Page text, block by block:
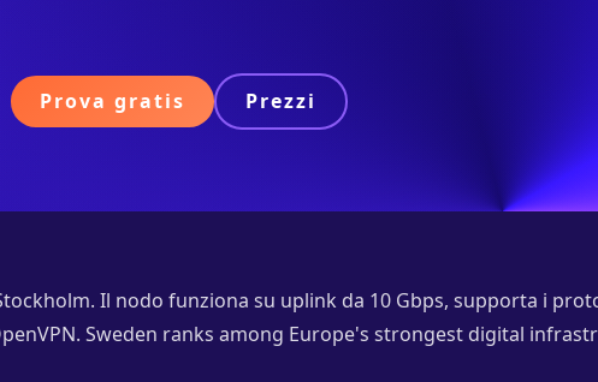
Prova gratis Prezzi
Il nodo funziona su uplink da 10 Gbps, supporta i
Sweden ranks among Europe's strongest digital